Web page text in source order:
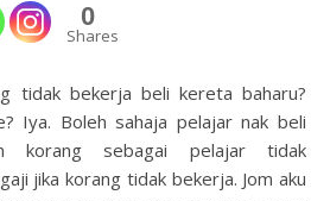
0
Shares
Iya. Boleh sahaja pelajar nak beli
korang sebagai pelajar tidak
jika korang tidak bekerja. Jom aku